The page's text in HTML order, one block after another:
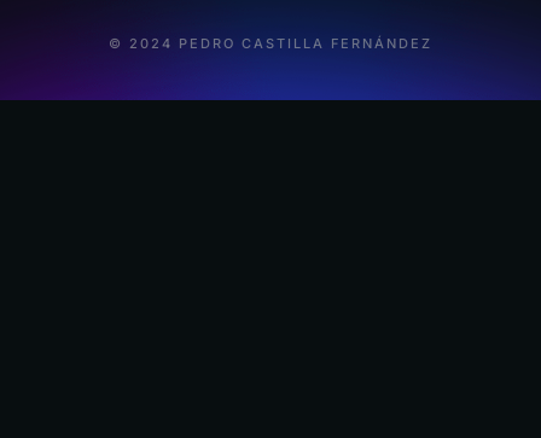
© 2024 PEDRO CASTILLA FERNÁNDEZ